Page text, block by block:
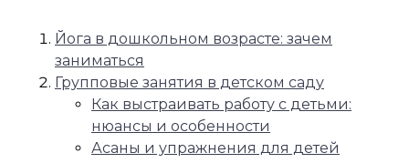
Йога в дошкольном возрасте: зачем
заниматься
Групповые занятия в детском саду
Как выстраивать работу с детьми:
нюансы и особенности
Асаны и упражнения для детей